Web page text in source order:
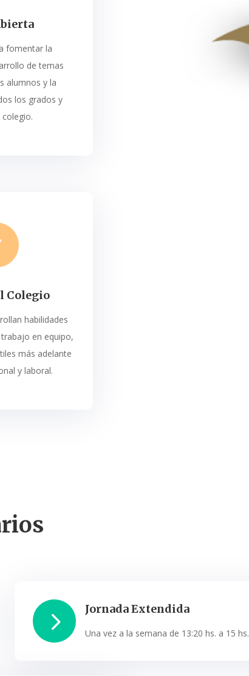
fomentar la
de temas
alumnos y la
los grados y
Colegio
habilidades
en equipo,
más adelante
y laboral.
5 Jornada Extendida
Una vez a la semana de 13:20 hs. a 15 hs.